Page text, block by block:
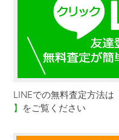
LINEでの無料査定方法は
】 をご覧ください